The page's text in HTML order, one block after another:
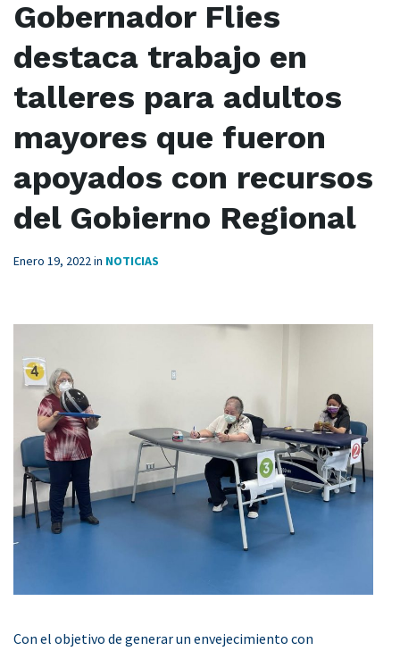
Gobernador Flies
destaca trabajo en
talleres para adultos
mayores que fueron
apoyados con recursos
del Gobierno Regional
Enero 19, 2022in NOTICIAS
Con el objetivo de generar un envejecimiento con